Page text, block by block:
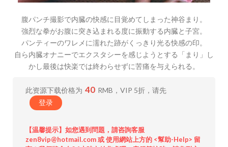
腹パンチ撮影で内臓の快感に目覚めてしまった神谷まり。
強烈な拳がお腹に突き込まれる度に振動する内臓と子宮。
パンティーのワレメに濡れた跡がくっきり光る快感の印。
自ら内臓オナニーでエクスタシーを感じようとする「まり」し
かし最後は快楽では終わらせずに苦痛を与えられる。
此资源下载价格为 40 RMB，VIP 5折，请先
登录
【温馨提示】如您遇到問題，請咨詢客服
zen8vip@hotmail.com 或 使用網站上方的 <幫助-Help> 留